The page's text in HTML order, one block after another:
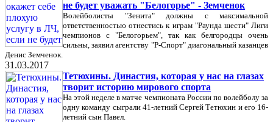
не будет уважать "Белогорье" - Земченок
Волейболисты "Зенита" должны с максимальной
ответственностью отнестись к играм "Раунда шести" Лиги
чемпионов с "Белогорьем", так как белгородцы очень
сильны, заявил агентству "Р-Спорт" диагональный казанцев
Денис Земченок.
31.03.2017
Тетюхины. Династия, которая у нас на глазах
творит историю мирового спорта
На этой неделе в матче чемпионата России по волейболу за
одну команду сыграли 41-летний Сергей Тетюхин и его 16-
летний сын Павел.